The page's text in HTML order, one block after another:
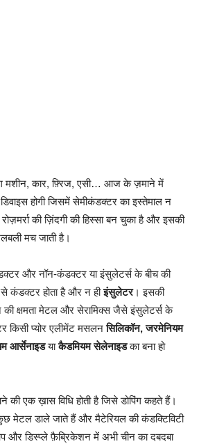
मशीन, कार, फ़्रिज, एसी… आज के ज़माने में
होगी जिसमें सेमीकंडक्टर का इस्तेमाल न
की ज़िंदगी की हिस्सा बन चुका है और इसकी
मच जाती है।
और नॉन-कंडक्टर या इंसुलेटर्स के बीच की
कंडक्टर होता है और न हीइंसुलेटर। इसकी
की क्षमता मेटल और सेरामिक्स जैसे इंसुलेटर्स के
किसी प्योर एलीमेंट मसलनसिलिकॉन, जरमेनियम
आर्सेनाइडयाकैडमियम सेलेनाइडका बना हो
की एक ख़ास विधि होती है जिसे डोपिंग कहते हैं।
मेटल डाले जाते हैं और मैटेरियल की कंडक्टिविटी
और डिस्प्ले फ़ैब्रिकेशन में अभी चीन का दबदबा